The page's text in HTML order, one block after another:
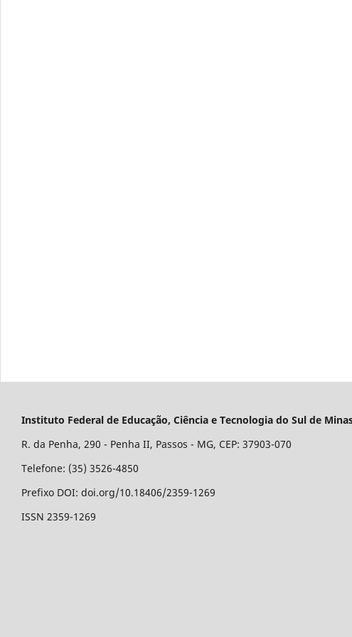
Instituto Federal de Educação, Ciência e Tecnologia do Sul de
R. da Penha, 290 - Penha II, Passos - MG, CEP: 37903-070
Telefone: (35) 3526-4850
Prefixo DOI: doi.org/10.18406/2359-1269
ISSN 2359-1269